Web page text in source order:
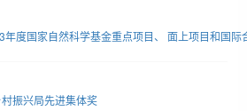
度国家自然科学基金重点项目、 面上项目和国际
振兴局先进集体奖